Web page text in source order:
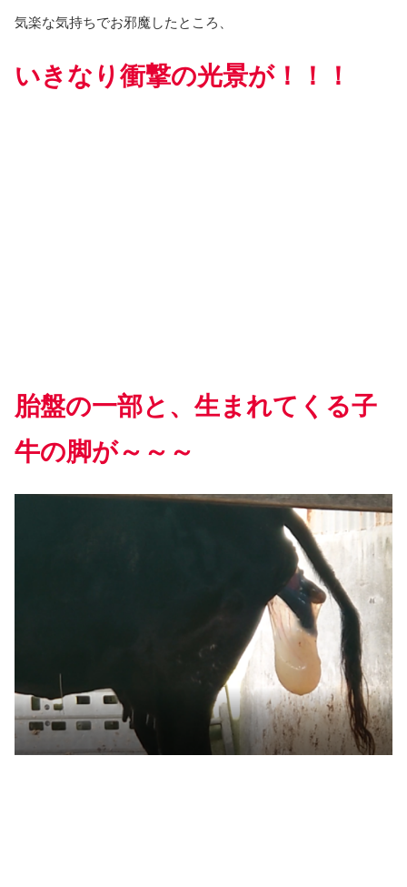
気楽な気持ちでお邪魔したところ、
いきなり衝撃の光景が！！！
胎盤の一部と、生まれてくる子
牛の脚が～～～